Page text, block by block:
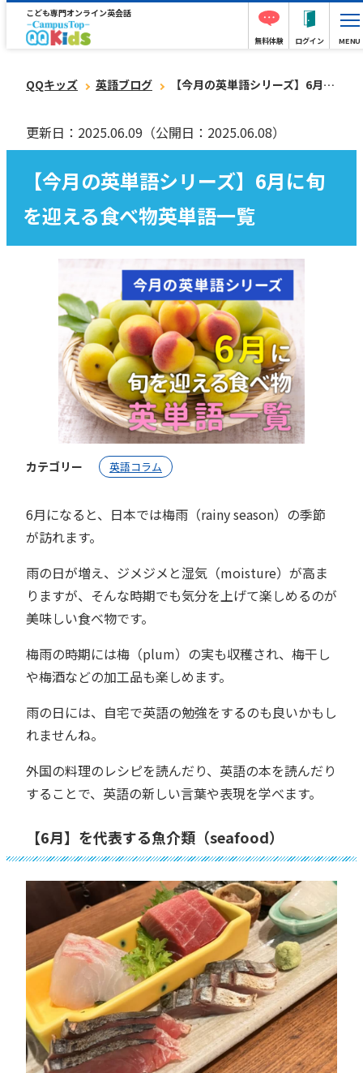
こども専門オンライン英会話
無料体験 ログイン MENU
QQキッズ 英語ブログ 【今月の英単語シリーズ】6月に旬を迎える食べ物英単語一覧
更新日：2025.06.09 （公開日：2025.06.08）
【今月の英単語シリーズ】6月に旬
を迎える食べ物英単語一覧
カテゴリー 英語コラム
6月になると、日本では梅雨（rainy season）の季節
が訪れます。
雨の日が増え、ジメジメと湿気（moisture）が高ま
りますが、そんな時期でも気分を上げて楽しめるのが
美味しい食べ物です。
梅雨の時期には梅（plum）の実も収穫され、梅干し
や梅酒などの加工品も楽しめます。
雨の日には、自宅で英語の勉強をするのも良いかもし
れませんね。
外国の料理のレシピを読んだり、英語の本を読んだり
することで、英語の新しい言葉や表現を学べます。
【6月】を代表する魚介類（seafood）